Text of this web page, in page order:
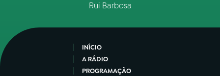
Rui Barbosa
INÍCIO
A RÁDIO
PROGRAMAÇÃO